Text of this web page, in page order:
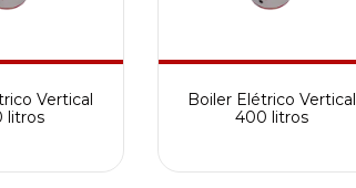
Vertical
litros
Boiler Elétrico Vertical
400 litros